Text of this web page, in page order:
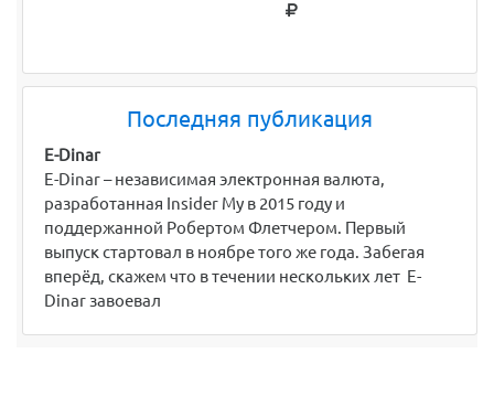
Последняя публикация
E-Dinar
E-Dinar – независимая электронная валюта,
разработанная Insider My в 2015 году и
поддержанной Робертом Флетчером. Первый
выпуск стартовал в ноябре того же года. Забегая
вперёд, скажем что в течении нескольких лет E-
Dinar завоевал